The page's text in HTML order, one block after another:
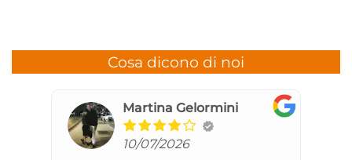
Cosa dicono di noi
Cristiana Gigli
11/06/2026